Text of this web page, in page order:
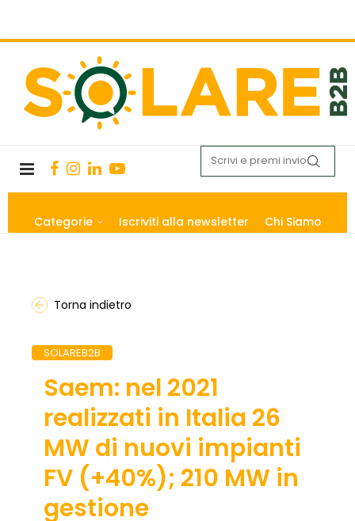
Categorie Iscriviti alla newsletter Chi Siamo
Torna indietro
SOLAREB2B
Saem: nel 2021
realizzati in Italia 26
MW di nuovi impianti
FV (+40%); 210 MW in
gestione